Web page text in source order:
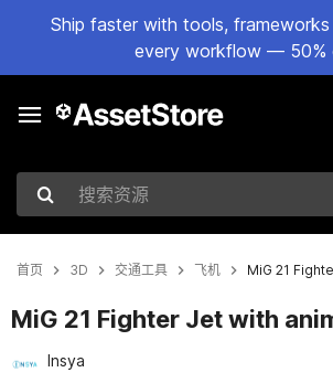
Ship faster with tools,
every workflow — 50%
搜索资源
首页 3D 交通工具 飞机 MiG 21
MiG 21 Fighter Jet with
Insya